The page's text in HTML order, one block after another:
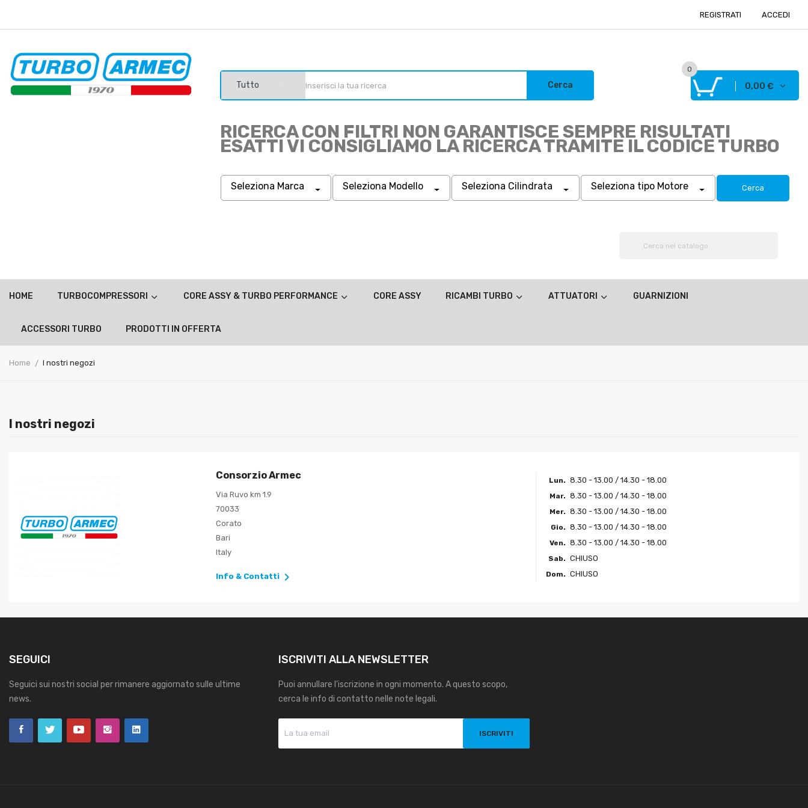
REGISTRATI ACCEDI
0
0,00 €
Cerca
RICERCA CON FILTRI NON GARANTISCE SEMPRE RISULTATI
ESATTI VI CONSIGLIAMO LA RICERCA TRAMITE IL CODICE TURBO
Seleziona Marca Seleziona Modello Seleziona Cilindrata Seleziona tipo Motore Cerca
HOME TURBOCOMPRESSORI CORE ASSY & TURBO PERFORMANCE CORE ASSY RICAMBI TURBO ATTUATORI GUARNIZIONI
ACCESSORI TURBO PRODOTTI IN OFFERTA
Home I nostri negozi
I nostri negozi
Consorzio Armec
Via Ruvo km 1.9
70033
Corato
Bari
Italy
Info & Contatti
Lun. 8.30 - 13.00 / 14.30 - 18.00
Mar. 8.30 - 13.00 / 14.30 - 18.00
Mer. 8.30 - 13.00 / 14.30 - 18.00
Gio. 8.30 - 13.00 / 14.30 - 18.00
Ven. 8.30 - 13.00 / 14.30 - 18.00
Sab. CHIUSO
Dom. CHIUSO
SEGUICI
Seguici sui nostri social per rimanere aggiornato sulle ultime
news.
ISCRIVITI ALLA NEWSLETTER
Puoi annullare l'iscrizione in ogni momento. A questo scopo,
cerca le info di contatto nelle note legali.